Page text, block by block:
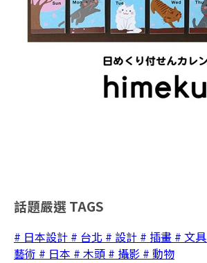
話題嚴選 TAGS
# 日本設計 # 台北 # 設計 # 插畫 # 文具
藝術 # 日本 # 木頭 # 攝影 # 動物